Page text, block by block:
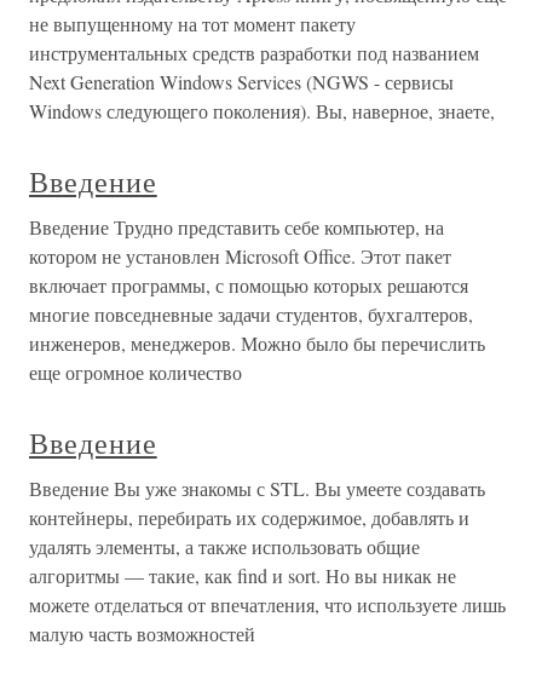
не выпущенному на тот момент пакету
инструментальных средств разработки под названием
Next Generation Windows Services (NGWS - сервисы
Windows следующего поколения). Вы, наверное, знаете,
Введение
Введение Трудно представить себе компьютер, на
котором не установлен Microsoft Office. Этот пакет
включает программы, с помощью которых решаются
многие повседневные задачи студентов, бухгалтеров,
инженеров, менеджеров. Можно было бы перечислить
еще огромное количество
Введение
Введение Вы уже знакомы с STL. Вы умеете создавать
контейнеры, перебирать их содержимое, добавлять и
удалять элементы, а также использовать общие
алгоритмы — такие, как find и sort. Но вы никак не
можете отделаться от впечатления, что используете лишь
малую часть возможностей